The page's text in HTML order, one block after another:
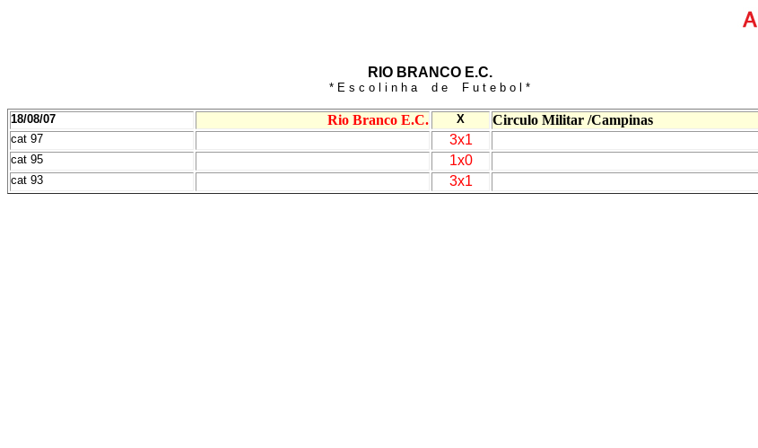
RIO BRANCO E.C.
* E s c o l i n h a d e F u t e b o l *
18/08/07 Rio Branco E.C. X Circulo Militar /Campinas
cat 97 3x1
cat 95 1x0
cat 93 3x1